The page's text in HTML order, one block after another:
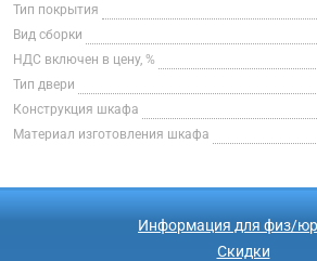
Тип покрытия
Вид сборки
НДС включен в цену, %
Тип двери
Конструкция шкафа
Материал изготовления шкафа
Информация для физ/
Скидки